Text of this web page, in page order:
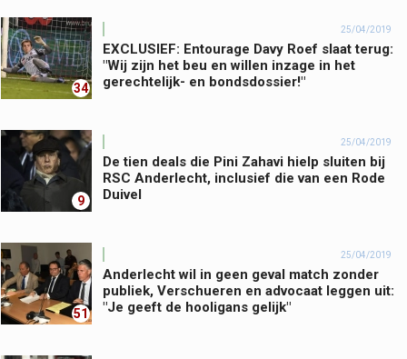
34
25/04/2019
EXCLUSIEF: Entourage Davy Roef slaat terug:
"Wij zijn het beu en willen inzage in het
gerechtelijk- en bondsdossier!"
9
25/04/2019
De tien deals die Pini Zahavi hielp sluiten bij
RSC Anderlecht, inclusief die van een Rode
Duivel
51
25/04/2019
Anderlecht wil in geen geval match zonder
publiek, Verschueren en advocaat leggen uit:
"Je geeft de hooligans gelijk"